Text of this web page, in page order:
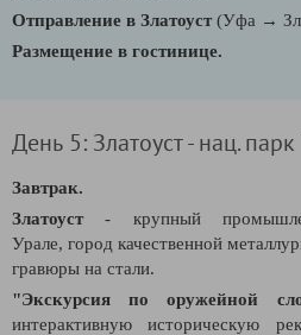
Отправление в Златоуст(Уфа →
Размещение в гостинице.
День 5: Златоуст - нац. парк
Завтрак.
Златоуст- крупный
Урале,город качественной
гравюры на стали.
"Экскурсия по оружейной
интерактивную историческую